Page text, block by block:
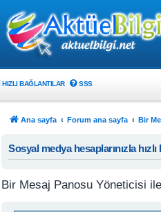
HIZLI BAĞLANTILAR SSS
Ana sayfa Forum ana sayfa Bir
Sosyal medya hesaplarınızla
Bir Mesaj Panosu Yöneticisi